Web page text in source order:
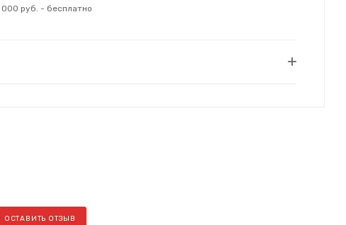
000 руб. - бесплатно
ОСТАВИТЬ ОТЗЫВ